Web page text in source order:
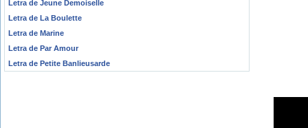
Letra de Jeune Demoiselle
Letra de La Boulette
Letra de Marine
Letra de Par Amour
Letra de Petite Banlieusarde